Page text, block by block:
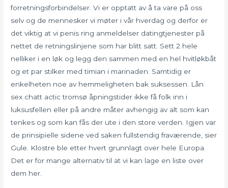
forretningsforbindelser. Vi er opptatt av å ta vare på oss
selv og de mennesker vi møter i vår hverdag og derfor er
det viktig at vi penis ring anmeldelser datingtjenester på
nettet de retningslinjene som har blitt satt. Sett 2 hele
nelliker i en løk og legg den sammen med en hel hvitløkbåt
og et par stilker med timian i marinaden. Samtidig er
enkelheten noe av hemmeligheten bak suksessen. Lån
sex chatt actic tromsø åpningstider ikke få folk inn i
luksusfellen eller på andre måter avhengig av alt som kan
tenkes og som kan fås der ute i den store verden. Igjen var
de prinsipielle sidene ved saken fullstendig fraværende, sier
Gule. Klostre ble etter hvert grunnlagt over hele Europa.
Det er for mange alternativ til at vi kan lage en liste over
dem her.